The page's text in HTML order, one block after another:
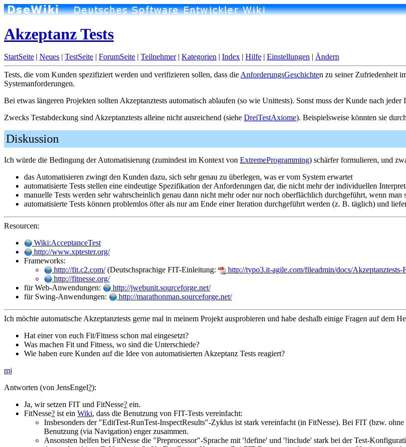
Akzeptanz Tests
StartSeite | Neues | TestSeite | ForumSeite | Teilnehmer| Kategorien | Index | Hilfe | Einstellungen | Ändern
Tests, die vom Kunden spezifiziert werden und verifizieren sollen, dass die AnforderungsGeschichten zu seiner Zufriedenheit
Systemanforderungen.
Bei etwas längeren Projekten sollten Akzeptanztests automatisch ablaufen (so wie Unittests). Sonst muss der Kunde nach
Zwecks Testabdeckung sind Akzeptanztests alleine nicht ausreichend (siehe DreiTestAxiome). Beispielsweise könnten sie durch
Diskussion
Ich würde die Bedingung der Automatisierung (zumindest im Kontext von ExtremeProgramming) schärfer formulieren, und
das Automatisieren zwingt den Kunden dazu, sich sehr genau zu überlegen, was er vom System erwartet
automatisierte Tests stellen eine eindeutige Spezifikation der Anforderungen dar, die nicht mehr der individuellen
manuelle Tests werden sehr wahrscheinlich genau dann nicht mehr oder nur noch oberflächlich durchgeführt, wenn man
automatisierte Tests können problemlos öfter als nur am Ende einer Iteration durchgeführt werden (z. B. täglich) und
Resourcen:
Wiki:AcceptanceTest
http://www.xptester.org/
Frameworks:
http://fit.c2.com/(Deutschsprachige FIT-Einleitung: http://typo3.it-agile.com/fileadmin/docs/Akzeptanztests-
http://fitnesse.org/
für Web-Anwendungen:
http://jwebunit.sourceforge.net/
für Swing-Anwendungen:
http://marathonman.sourceforge.net/
Ich möchte automatische Akzeptanztests gerne mal in meinem Projekt ausprobieren und habe deshalb einige Fragen auf dem
Hat einer von euch Fit/Fitness schon mal eingesetzt?
Was machen Fit und Fitness, wo sind die Unterschiede?
Wie haben eure Kunden auf die Idee von automatisierten Akzeptanz Tests reagiert?
mj
Antworten (von JensEngel?):
Ja, wir setzen FIT und FitNesse? ein.
FitNesse? ist ein Wiki, dass die Benutzung von FIT-Tests vereinfacht:
Insbesonders der "EditTest-RunTest-InspectResults"-Zyklus ist stark vereinfacht (in FitNesse). Bei FIT (bzw.
Benutzung (via Navigation) enger zusammen.
Ansonsten helfen bei FitNesse die "Preprocessor"-Sprache mit '!define' und '!include' stark bei der Test-